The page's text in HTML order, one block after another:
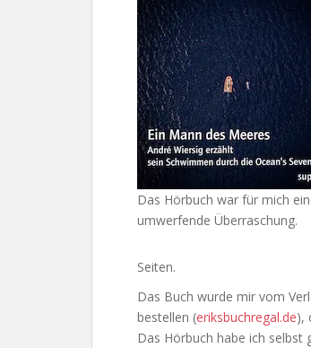
Das Hörbuch war für mich
umwerfende Überraschung.
Seiten.
Das Buch wurde mir vom
bestellen (eriksbuchregal.de),
Das Hörbuch habe ich selbst